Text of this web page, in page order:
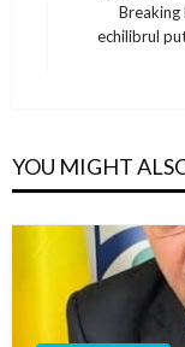
Next
Breaking
echilibrul
YOU MIGHT